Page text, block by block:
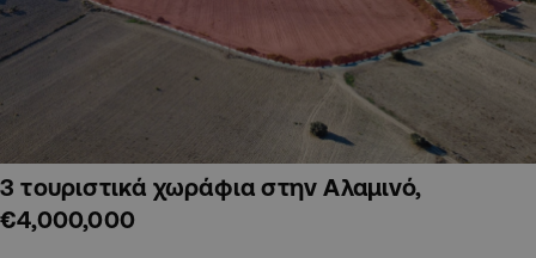
3 τουριστικά χωράφια στην Αλαμινό,
€4,000,000